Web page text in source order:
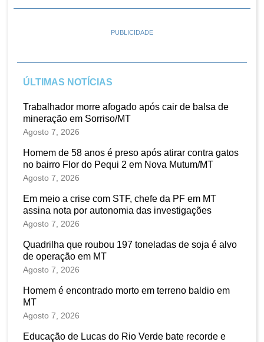
PUBLICIDADE
ÚLTIMAS NOTÍCIAS
Trabalhador morre afogado após cair de balsa de
mineração em Sorriso/MT
Agosto 7, 2026
Homem de 58 anos é preso após atirar contra gatos
no bairro Flor do Pequi 2 em Nova Mutum/MT
Agosto 7, 2026
Em meio a crise com STF, chefe da PF em MT
assina nota por autonomia das investigações
Agosto 7, 2026
Quadrilha que roubou 197 toneladas de soja é alvo
de operação em MT
Agosto 7, 2026
Homem é encontrado morto em terreno baldio em
MT
Agosto 7, 2026
Educação de Lucas do Rio Verde bate recorde e